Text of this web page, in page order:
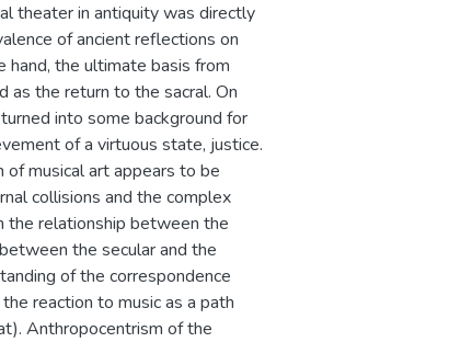
theater in antiquity was directly
of ancient reflections on
hand, the ultimate basis from
as the return to the sacral. On
into some background for
of a virtuous state, justice.
of musical art appears to be
collisions and the complex
the relationship between the
the secular and the
of the correspondence
reaction to music as a path
Anthropocentrism of the